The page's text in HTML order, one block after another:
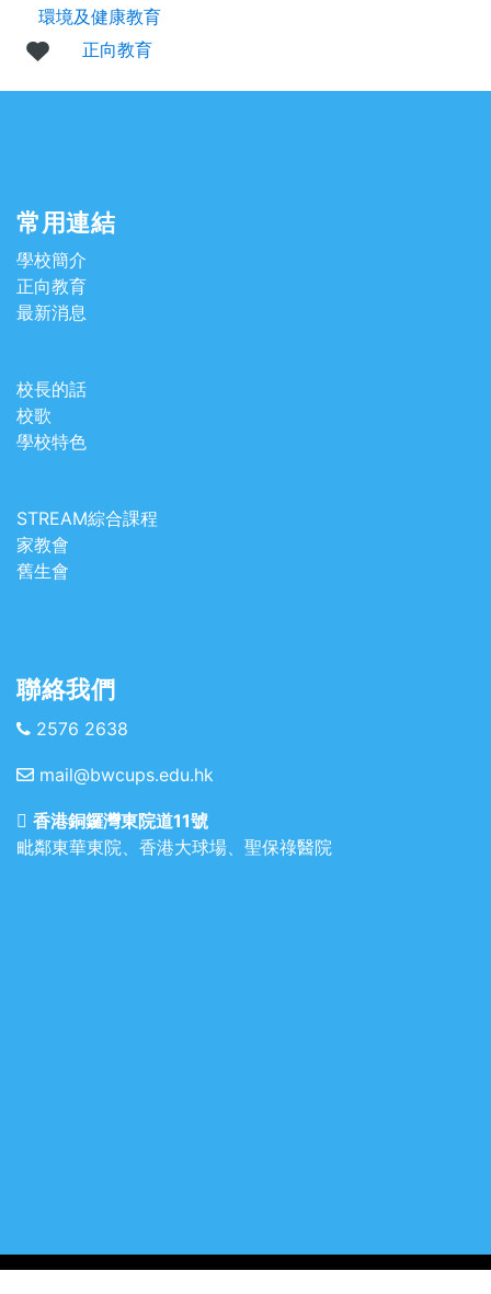
環境及健康教育
正向教育
常用連結
學校簡介
正向教育
最新消息
校長的話
校歌
學校特色
STREAM綜合課程
家教會
舊生會
聯絡我們
2576 2638
mail@bwcups.edu.hk
香港銅鑼灣東院道11號
毗鄰東華東院、香港大球場、聖保祿醫院